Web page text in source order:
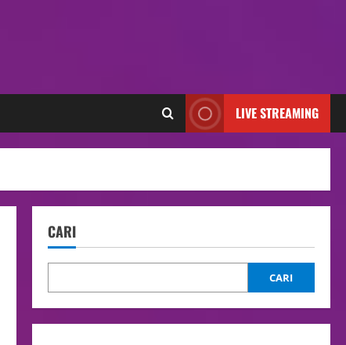
LIVE STREAMING
CARI
CARI